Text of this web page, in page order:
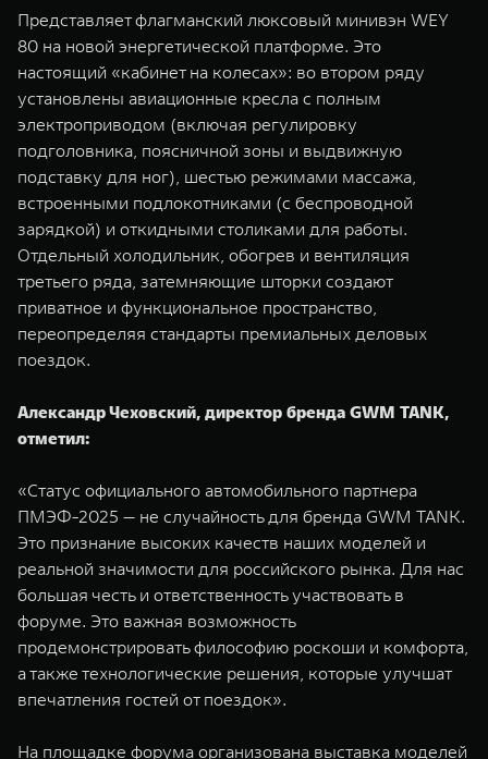
Представляет флагманский люксовый минивэн WEY
80 на новой энергетической платформе. Это
настоящий «кабинет на колесах»: во втором ряду
установлены авиационные кресла с полным
электроприводом (включая регулировку
подголовника, поясничной зоны и выдвижную
подставку для ног), шестью режимами массажа,
встроенными подлокотниками (с беспроводной
зарядкой) и откидными столиками для работы.
Отдельный холодильник, обогрев и вентиляция
третьего ряда, затемняющие шторки создают
приватное и функциональное пространство,
переопределяя стандарты премиальных деловых
поездок.
Александр Чеховский, директор бренда GWM TANK,
отметил:
«Статус официального автомобильного партнера
ПМЭФ-2025 — не случайность для бренда GWM TANK.
Это признание высоких качеств наших моделей и
реальной значимости для российского рынка. Для нас
большая честь и ответственность участвовать в
форуме. Это важная возможность
продемонстрировать философию роскоши и комфорта,
а также технологические решения, которые улучшат
впечатления гостей от поездок».
На площадке форума организована выставка моделей